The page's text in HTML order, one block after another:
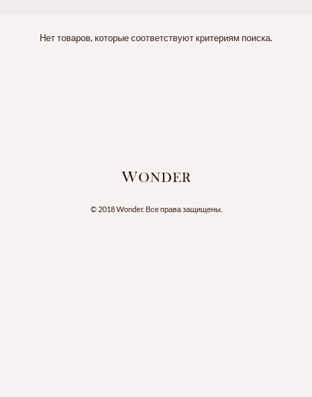
Нет товаров, которые соответствуют критериям поиска.
© 2018 Wonder. Все права защищены.